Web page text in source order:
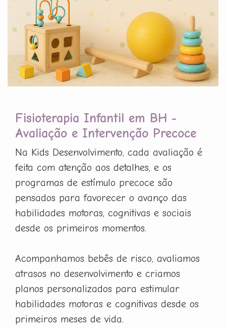
Fisioterapia Infantil em BH -
Avaliação e Intervenção Precoce
Na Kids Desenvolvimento, cada avaliação é
feita com atenção aos detalhes, e os
programas de estímulo precoce são
pensados para favorecer o avanço das
habilidades motoras, cognitivas e sociais
desde os primeiros momentos.
Acompanhamos bebês de risco, avaliamos
atrasos no desenvolvimento e criamos
planos personalizados para estimular
habilidades motoras e cognitivas desde os
primeiros meses de vida.